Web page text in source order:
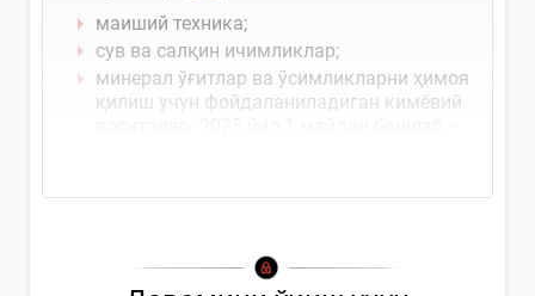
маиший техника;
сув ва салқин ичимликлар;
минерал ўғитлар ва ўсимликларни ҳимоя
қилиш учун фойдаланиладиган кимёвий